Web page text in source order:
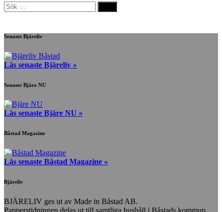
Sök
efter:
Senaste Bjäreliv
Läs senaste Bjäreliv »
Senaste Bjäre NU
Läs senaste Bjäre NU »
Båstad Magazine
Läs senaste Båstad Magazine »
Bjäreliv
BJÄRELIV ges ut av Made in Båstad AB.